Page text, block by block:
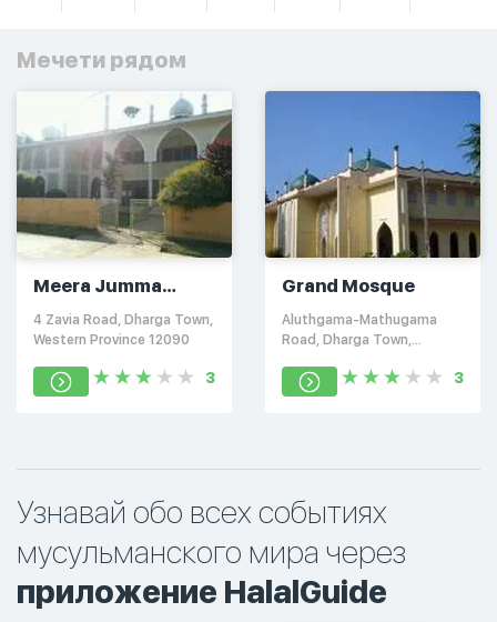
Мечети рядом
Meera Jumma
Masjid
4 Zavia Road, Dharga Town,
Western Province 12090
3
Grand Mosque
Aluthgama-Mathugama
Road, Dharga Town,
3
Узнавай обо всех событиях
мусульманского мира через
приложение HalalGuide